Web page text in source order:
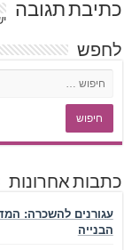
כתיבת תגובה
לחפש
כתבות אחרונות
עגורנים להשכרה:
הבנייה